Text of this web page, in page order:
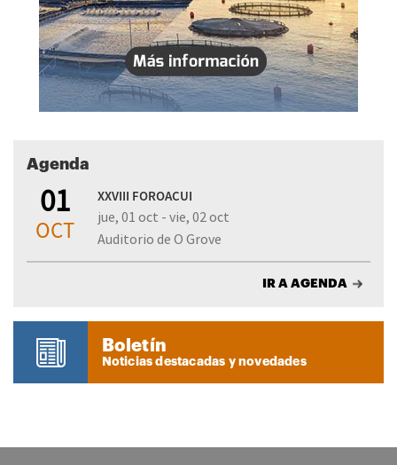
Agenda
01
OCT
XXVIII FOROACUI
jue, 01 oct - vie, 02 oct
Auditorio de O Grove
IR A AGENDA
Boletín
Noticias destacadas y novedades